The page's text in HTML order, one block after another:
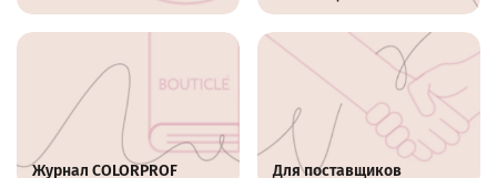
Журнал COLORPROF Для поставщиков